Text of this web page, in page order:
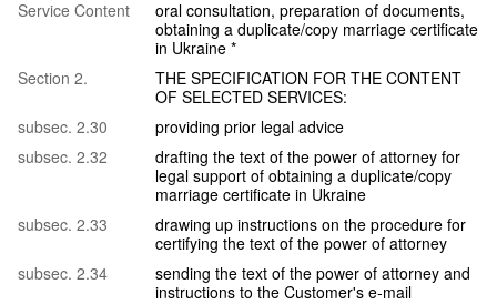
Service Content
oral consultation, preparation of documents,
obtaining a duplicate/copy marriage certificate
in Ukraine *
Section 2.
THE SPECIFICATION FOR THE CONTENT
OF SELECTED SERVICES:
subsec. 2.30
providing prior legal advice
subsec. 2.32
drafting the text of the power of attorney for
legal support of obtaining a duplicate/copy
marriage certificate in Ukraine
subsec. 2.33
drawing up instructions on the procedure for
certifying the text of the power of attorney
subsec. 2.34
sending the text of the power of attorney and
instructions to the Customer's e-mail